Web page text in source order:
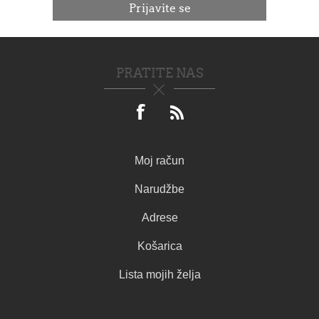
PRATITE NAS
Moj račun
Narudžbe
Adrese
Košarica
Lista mojih želja